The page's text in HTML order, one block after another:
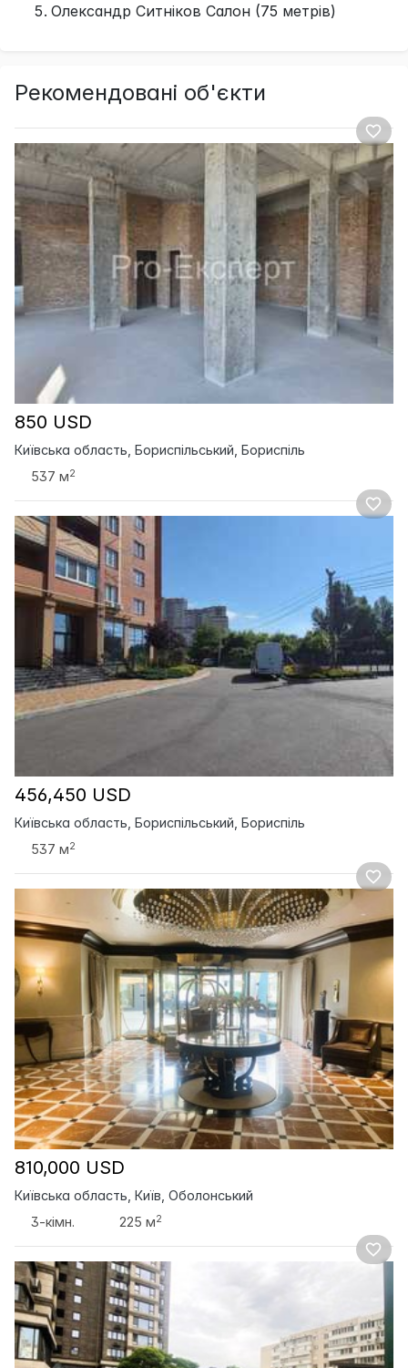
Олександр Ситніков Салон (75 метрів)
Рекомендовані об'єкти
850 USD
Київська область, Бориспільський, Бориспіль
537 м2
456,450 USD
Київська область, Бориспільський, Бориспіль
537 м2
810,000 USD
Київська область, Київ, Оболонський
3-кімн.
225 м2